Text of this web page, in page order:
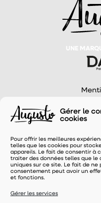
Gérer le
cookies
Pour offrir les meilleures
telles que les cookies pour
appareils. Le fait de consentir à
traiter des données telles que le
uniques sur ce site. Le fait de ne
consentement peut avoir un
et fonctions.
Gérer les services
UNE
Politique
- Gérer